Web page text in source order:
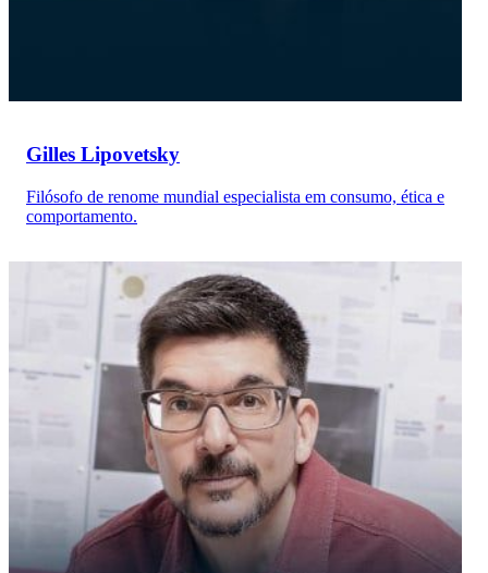
Gilles Lipovetsky
Filósofo de renome mundial especialista em consumo, ética e
comportamento.